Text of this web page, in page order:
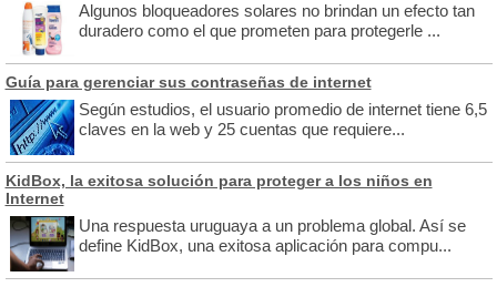
Algunos bloqueadores solares no brindan un efecto tan
duradero como el que prometen para protegerle ...
Guía para gerenciar sus contraseñas de internet
Según estudios, el usuario promedio de internet tiene 6,5
claves en la web y 25 cuentas que requiere...
KidBox, la exitosa solución para proteger a los niños en
Internet
Una respuesta uruguaya a un problema global. Así se
define KidBox, una exitosa aplicación para compu...